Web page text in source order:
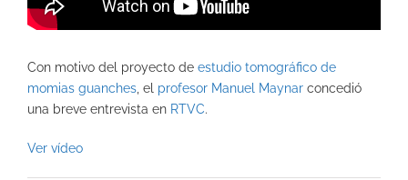
Con motivo del proyecto de estudio tomográfico de
momias guanches, el profesor Manuel Maynar concedió
una breve entrevista en RTVC.
Ver vídeo